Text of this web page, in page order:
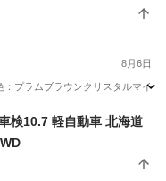
8月6日
プラムブラウンクリスタルマイ
預かり金
検10.7 軽自動車 北海道
ワゴンＲ FA 4WD